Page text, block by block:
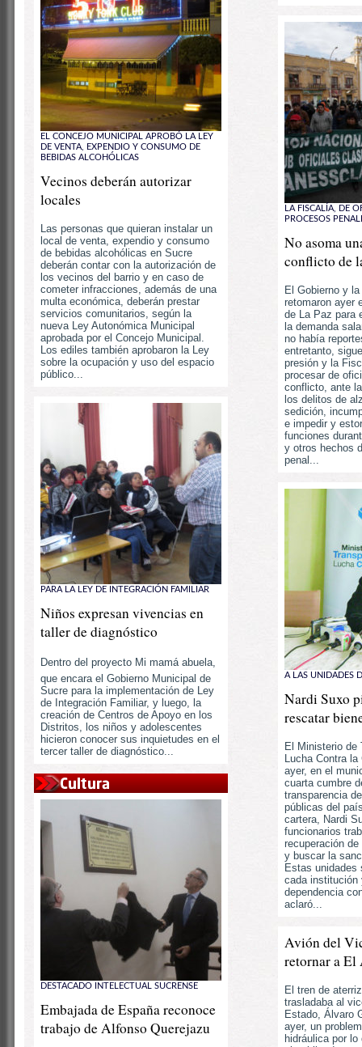
EL CONCEJO MUNICIPAL APROBÓ LA LEY
DE VENTA, EXPENDIO Y CONSUMO DE
BEBIDAS ALCOHÓLICAS
Vecinos deberán autorizar
locales
Las personas que quieran instalar un
local de venta, expendio y consumo
de bebidas alcohólicas en Sucre
deberán contar con la autorización de
los vecinos del barrio y en caso de
cometer infracciones, además de una
multa económica, deberán prestar
servicios comunitarios, según la
nueva Ley Autonómica Municipal
aprobada por el Concejo Municipal.
Los ediles también aprobaron la Ley
sobre la ocupación y uso del espacio
público...
PARA LA LEY DE INTEGRACIÓN FAMILIAR
Niños expresan vivencias en
taller de diagnóstico
Dentro del proyecto Mi mamá abuela,
que encara el Gobierno Municipal de
Sucre para la implementación de Ley
de Integración Familiar, y luego, la
creación de Centros de Apoyo en los
Distritos, los niños y adolescentes
hicieron conocer sus inquietudes en el
tercer taller de diagnóstico...
DESTACADO INTELECTUAL SUCRENSE
Embajada de España reconoce
trabajo de Alfonso Querejazu
LA FISCALÍA, DE
PROCESOS
No asoma
conflicto de
El Gobierno y
retomaron ayer
de La Paz para
la demanda
no había
entretanto,
presión y la
procesar de
conflicto, ante
los delitos de
sedición,
e impedir y
funciones
y otros hechos
penal...
A LAS UNIDADES
Nardi Suxo
rescatar
El Ministerio de
Lucha Contra
ayer, en el
cuarta cumbre
transparencia
públicas del
cartera, Nardi
funcionarios
recuperación
y buscar la
Estas unidades
cada institución
dependencia
aclaró...
Avión del
retornar a
El tren de
trasladaba al
Estado, Álvaro
ayer, un
hidráulica por